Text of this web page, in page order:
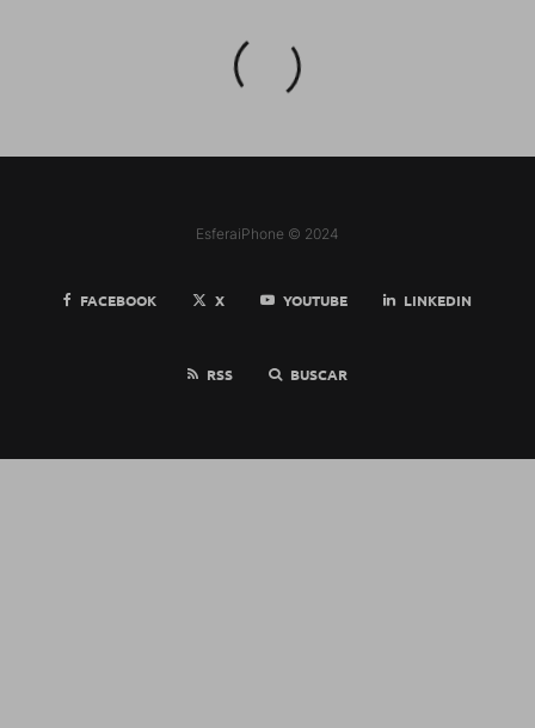
EsferaiPhone © 2024
FACEBOOK X YOUTUBE LINKEDIN
RSS BUSCAR